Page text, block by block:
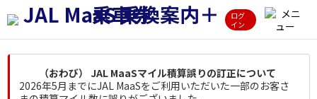
ログ
イン
（おわび） JAL MaaSマイル積算誤りの訂正について
2026年5月までにJAL MaaSをご利用いただいた一部のお客さ